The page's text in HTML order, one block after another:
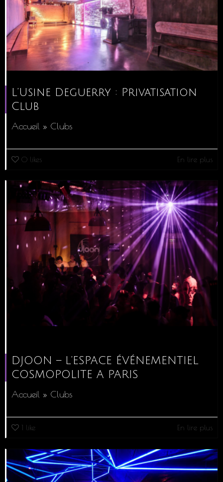
L’Usine Deguerry : Privatisation
Club
Accueil » Clubs
0 likes En lire plus
DJOON – L’ESPACE ÉVÉNEMENTIEL
COSMOPOLITE A PARIS
Accueil » Clubs
1 like En lire plus